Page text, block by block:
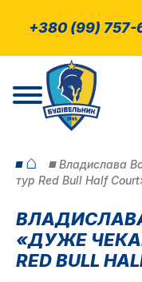
+380 (99)
⌂
Владислава
тур Red Bull Half
«ДУЖЕ
RED BULL